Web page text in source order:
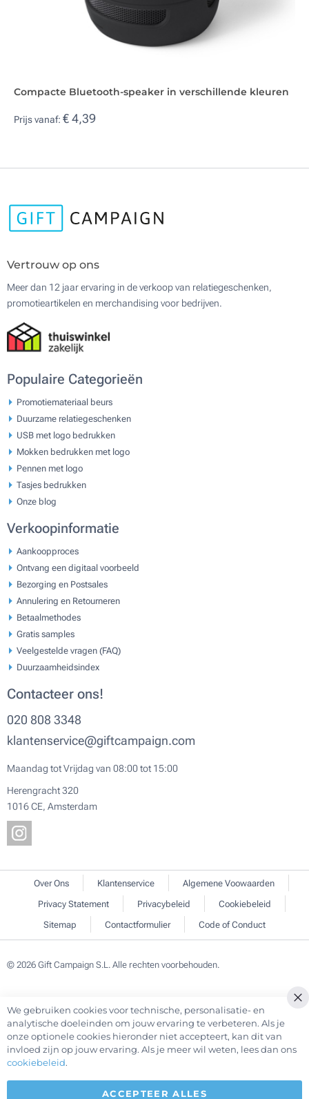
Compacte Bluetooth-speaker in verschillende kleuren
Prijs vanaf: € 4,39
Vertrouw op ons
Meer dan 12 jaar ervaring in de verkoop van relatiegeschenken,
promotieartikelen en merchandising voor bedrijven.
Populaire Categorieën
Promotiemateriaal beurs
Duurzame relatiegeschenken
USB met logo bedrukken
Mokken bedrukken met logo
Pennen met logo
Tasjes bedrukken
Onze blog
Verkoopinformatie
Aankoopproces
Ontvang een digitaal voorbeeld
Bezorging en Postsales
Annulering en Retourneren
Betaalmethodes
Gratis samples
Veelgestelde vragen (FAQ)
Duurzaamheidsindex
Contacteer ons!
020 808 3348
klantenservice@giftcampaign.com
Maandag tot Vrijdag van 08:00 tot 15:00
Herengracht 320
1016 CE, Amsterdam
Over Ons Klantenservice
Algemene Voowaarden
Privacy Statement
Privacybeleid
Cookiebeleid
Sitemap
Contactformulier Code of Conduct
© 2026 Gift Campaign S.L. Alle rechten voorbehouden.
We gebruiken cookies voor technische, personalisatie- en
analytische doeleinden om jouw ervaring te verbeteren. Als je
onze optionele cookies hieronder niet accepteert, kan dit van
invloed zijn op jouw ervaring. Als je meer wil weten, lees dan ons
cookiebeleid.
ACCEPTEER ALLES